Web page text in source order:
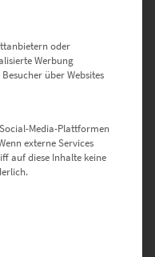
gewählt werden
oder
Werbung
über Websites
Media-Plattformen
externe Services
auf diese Inhalte keine